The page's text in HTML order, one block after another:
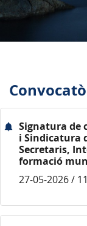
Signatura de
i Sindicatura
Secretaris,
formació
27-05-2026 /